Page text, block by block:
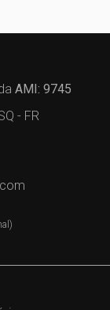
AMI: 9745
- FR